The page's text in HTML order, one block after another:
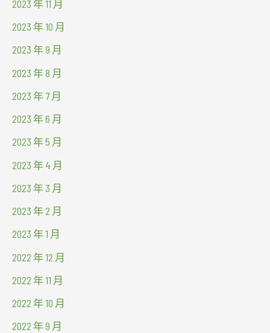
2023 年 11 月
2023 年 10 月
2023 年 9 月
2023 年 8 月
2023 年 7 月
2023 年 6 月
2023 年 5 月
2023 年 4 月
2023 年 3 月
2023 年 2 月
2023 年 1 月
2022 年 12 月
2022 年 11 月
2022 年 10 月
2022 年 9 月